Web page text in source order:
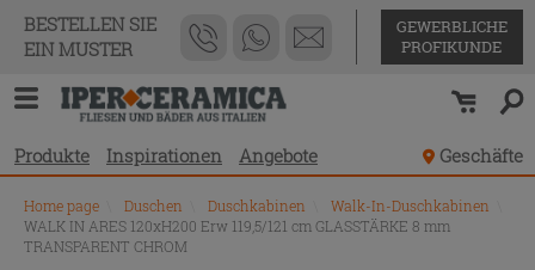
BESTELLEN SIE
EIN MUSTER
GEWERBLICHE
PROFIKUNDE
Produkte Inspirationen Angebote Geschäfte
Home page Duschen Duschkabinen Walk-In-Duschkabinen
WALK IN ARES 120xH200 Erw 119,5/121 cm GLASSTÄRKE 8 mm
TRANSPARENT CHROM